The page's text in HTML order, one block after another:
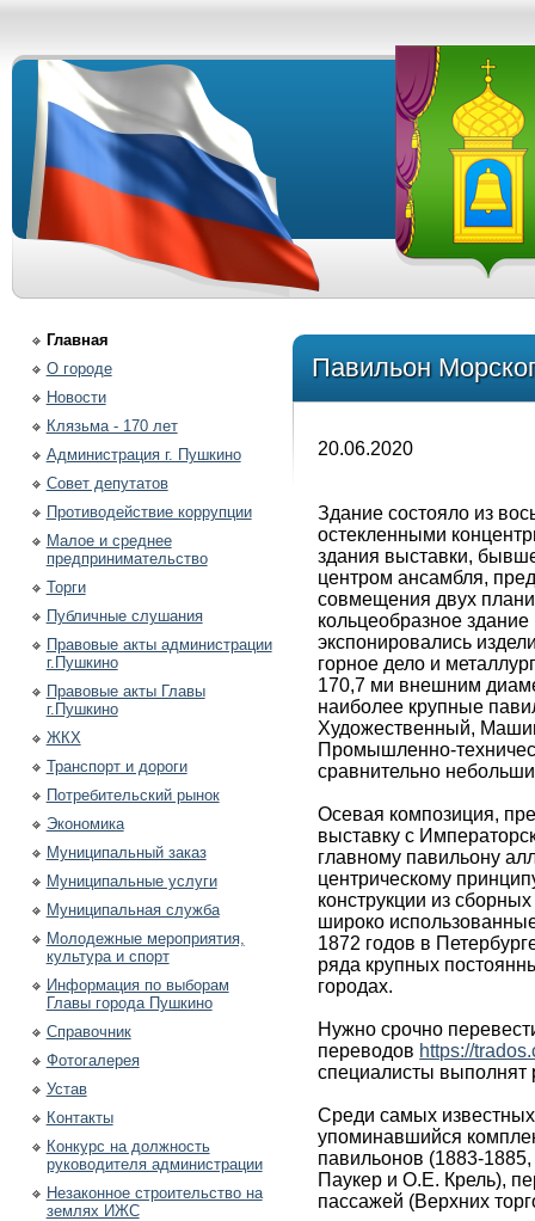
Главная
О городе
Новости
Клязьма - 170 лет
Администрация г. Пушкино
Совет депутатов
Противодействие коррупции
Малое и среднее
предпринимательство
Торги
Публичные слушания
Правовые акты администрации
г.Пушкино
Правовые акты Главы
г.Пушкино
ЖКХ
Транспорт и дороги
Потребительский рынок
Экономика
Муниципальный заказ
Муниципальные услуги
Муниципальная служба
Молодежные мероприятия,
культура и спорт
Информация по выборам
Главы города Пушкино
Справочник
Фотогалерея
Устав
Контакты
Конкурс на должность
руководителя администрации
Незаконное строительство на
землях ИЖС
Павильон
20.06.2020
Здание состояло из
остекленными
здания выставки,
центром ансамбля,
совмещения двух
кольцеобразное
экспонировались
горное дело и
170,7 ми внешним
наиболее крупные
Художественный,
Промышленно-
сравнительно
Осевая композиция,
выставку с
главному павильону
центрическому
конструкции из
широко
1872 годов в
ряда крупных
городах.
Нужно срочно
переводов https://
специалисты выполнят
Среди самых
упоминавшийся
павильонов (1883-
Паукер и О.Е. Крель),
пассажей (Верхних